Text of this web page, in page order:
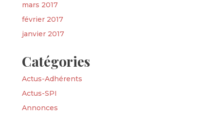
mars 2017
février 2017
janvier 2017
Catégories
Actus-Adhérents
Actus-SPI
Annonces